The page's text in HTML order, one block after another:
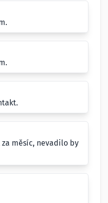
měsíc, nevadilo by